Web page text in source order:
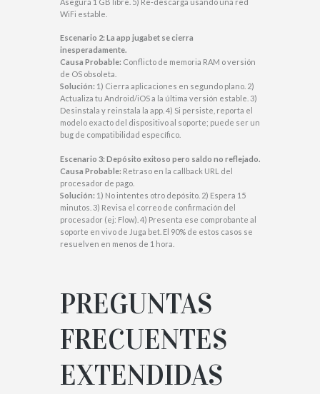
WiFi estable.
Escenario 2: La app jugabet se cierra
inesperadamente.
Causa Probable: Conflicto de memoria RAM o versión
de OS obsoleta.
Solución: 1) Cierra aplicaciones en segundo plano. 2)
Actualiza tu Android/iOS a la última versión estable. 3)
Desinstala y reinstala la app. 4) Si persiste, reporta el
modelo exacto del dispositivo al soporte; puede ser un
bug de compatibilidad específico.
Escenario 3: Depósito exitoso pero saldo no reflejado.
Causa Probable: Retraso en la callback URL del
procesador de pago.
Solución: 1) No intentes otro depósito. 2) Espera 15
minutos. 3) Revisa el correo de confirmación del
procesador (ej: Flow). 4) Presenta ese comprobante al
soporte en vivo de Juga bet. El 90% de estos casos se
resuelven en menos de 1 hora.
PREGUNTAS
FRECUENTES
EXTENDIDAS